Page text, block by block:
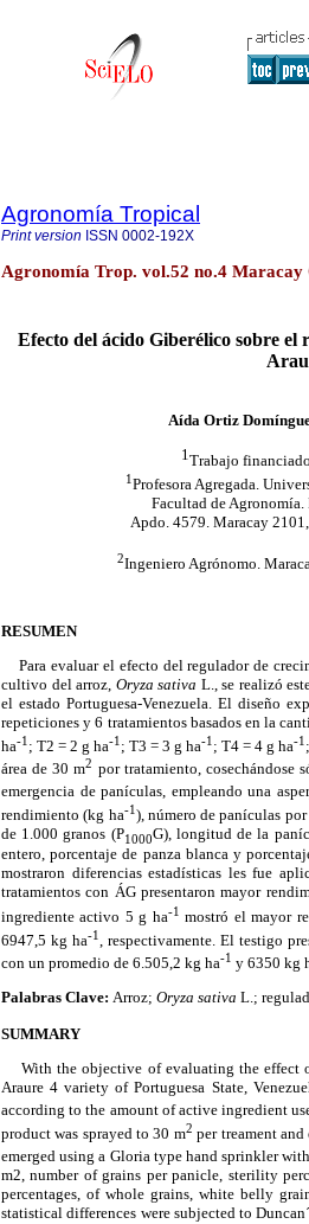
Agronomía Tropical
Print version ISSN 0002-192X
Agronomía Trop. vol.52 no.4 Maracay
Efecto del ácido Giberélico sobre
Aída Ortiz
1 Trabajo
1Profesora Agregada.
Facultad de
Apdo. 4579. Maracay
2Ingeniero Agrónomo.
RESUMEN
Para evaluar el efecto del regulador de
cultivo del arroz, Oryza sativa L., se realizó
el estado Portuguesa-Venezuela. El diseño
repeticiones y 6 tratamientos basados en la
ha-1 ; T2 = 2 g ha-1 ; T3 = 3 g ha-1 ; T4 = 4 g ha-1
área de 30 m2 por tratamiento, cosechándose
emergencia de panículas, empleando una
rendimiento (kg ha-1), número de panículas
de 1.000 granos (P1000G), longitud de la
entero, porcentaje de panza blanca y
mostraron diferencias estadísticas les fue
tratamientos con ÁG presentaron mayor
ingrediente activo 5 g ha-1 mostró el mayor
6947,5 kg ha-1
, respectivamente. El testigo
con un promedio de 6.505,2 kg ha-1 y 6350 kg
Palabras Clave: Arroz; Oryza sativa L.;
SUMMARY
With the objective of evaluating the effect
Araure 4 variety of Portuguesa State,
according to the amount of active ingredient
product was sprayed to 30 m2 per treament
emerged using a Gloria type hand sprinkler
m2, number of grains per panicle, sterility
percentages, of whole grains, white belly
statistical differences were subjected to